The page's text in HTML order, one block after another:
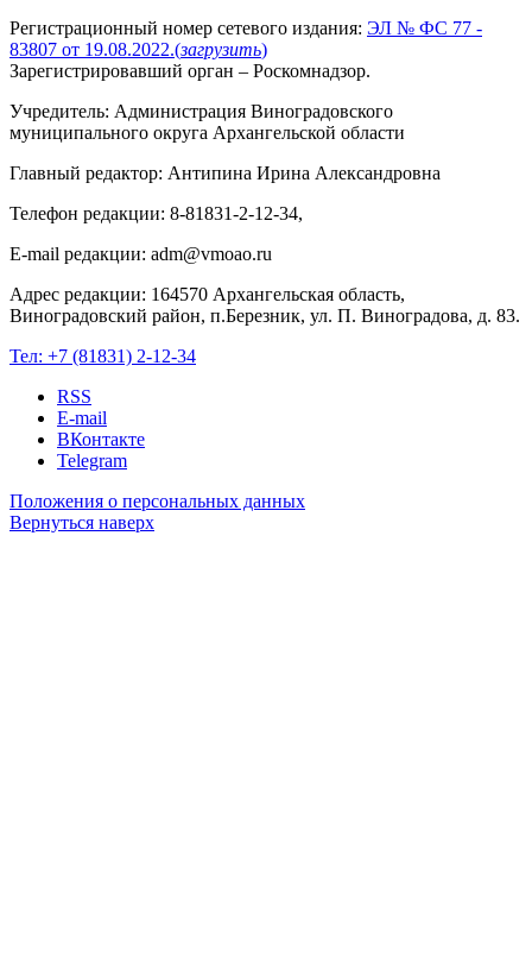
Регистрационный номер сетевого издания: ЭЛ № ФС 77 -
83807 от 19.08.2022.(загрузить)
Зарегистрировавший орган – Роскомнадзор.
Учредитель: Администрация Виноградовского
муниципального округа Архангельской области
Главный редактор: Антипина Ирина Александровна
Телефон редакции: 8-81831-2-12-34,
E-mail редакции: adm@vmoao.ru
Адрес редакции: 164570 Архангельская область,
Виноградовский район, п.Березник, ул. П. Виноградова, д. 83.
Тел: +7 (81831) 2-12-34
RSS
E-mail
ВКонтакте
Telegram
Положения о персональных данных
Вернуться наверх